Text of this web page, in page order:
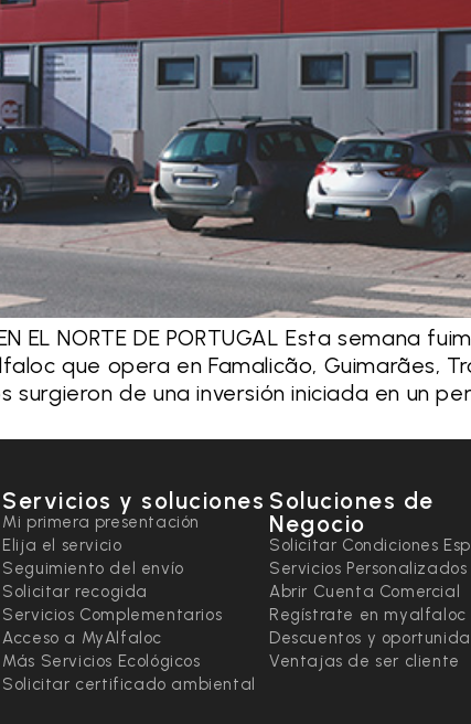
EL NORTE DE PORTUGAL Esta semana
que opera en Famalicão, Guimarães,
surgieron de una inversión iniciada en un
Servicios y soluciones
Mi primera presentación
Elija el servicio
Seguimiento del envío
Solicitar recogida
Servicios Complementarios
Acceso a MyAlfaloc
Más Servicios Ecológicos
Solicitar certificado ambiental
Soluciones de
Negocio
Solicitar Condiciones
Servicios Personalizados
Abrir Cuenta Comercial
Regístrate en myalfaloc
Descuentos y
Ventajas de ser cliente